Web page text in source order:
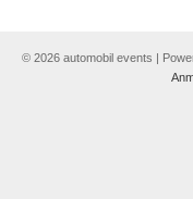
© 2026 automobil events |